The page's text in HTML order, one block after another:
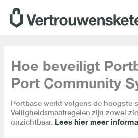
naar
Hoe beveiligt
Port Community
Portbase werkt volgens de hoogste
Veiligheidsmaatregelen zijn zowel
onzichtbaar. Lees hier meer